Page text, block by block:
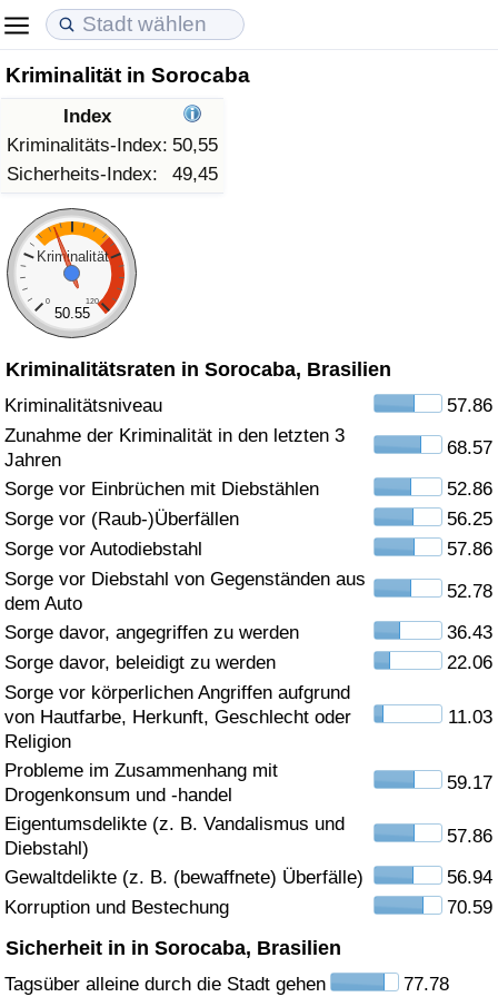
Kriminalität in Sorocaba
Index
Kriminalitäts-Index: 50,55
Sicherheits-Index:
49,45
Kriminalität
0 120
50.55
Kriminalitätsraten in Sorocaba, Brasilien
Kriminalitätsniveau
57.86
Zunahme der Kriminalität in den letzten 3
Jahren
68.57
Sorge vor Einbrüchen mit Diebstählen
52.86
Sorge vor (Raub-)Überfällen
56.25
Sorge vor Autodiebstahl
57.86
Sorge vor Diebstahl von Gegenständen aus
dem Auto
52.78
Sorge davor, angegriffen zu werden
36.43
Sorge davor, beleidigt zu werden
22.06
Sorge vor körperlichen Angriffen aufgrund
von Hautfarbe, Herkunft, Geschlecht oder
Religion
11.03
Probleme im Zusammenhang mit
Drogenkonsum und -handel
59.17
Eigentumsdelikte (z. B. Vandalismus und
Diebstahl)
57.86
Gewaltdelikte (z. B. (bewaffnete) Überfälle)
56.94
Korruption und Bestechung
70.59
Sicherheit in in Sorocaba, Brasilien
Tagsüber alleine durch die Stadt gehen 77.78
Lebenshaltungskosten
Lebenshaltungskosten-Index (aktuell)
Lebenshaltungskosten-Index
Lebenshaltungskosten-Index nach Land
in Akaba
Immobilienpreise
Immobilienpreis-Index (aktuell)
Immobilienpreis-Index
Immobilienpreis-Index nach Land
Lebensqualität
Lebensqualität-Index
Lebensqualität-Index (aktuell)
Lebensqualitätsindex nach Land
Kriminalität
Kriminalitäts-Index (aktuell)
Kriminalitäts-Index
Kriminalitätsindex nach Land
Gesundheitsversorgung
Gesundheitsversorgungs-Index (aktuell)
Gesundheitsversorgungs-Index
Gesundheitsversorgungs-Index nach Land
Umweltverschmutzung
Umweltverschmutzungs-Index (aktuell)
Verschmutzungsindex
Umweltverschmutzungs-Index nach Land
Verkehr